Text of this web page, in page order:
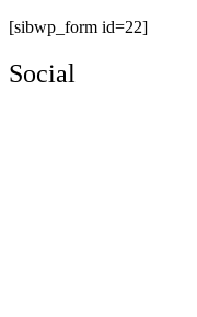
[sibwp_form id=22]
Social